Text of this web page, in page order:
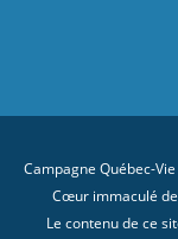
Campagne Québec-
Cœur immaculé
Le contenu de ce